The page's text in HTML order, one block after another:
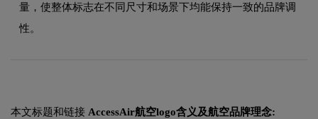
量，使整体标志在不同尺寸和场景下均能保持一致的品牌调
性。
本文标题和链接 AccessAir航空logo含义及航空品牌理念: